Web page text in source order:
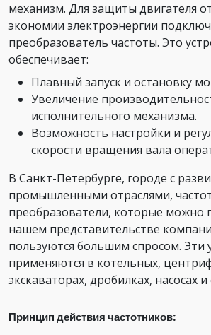
механизм. Для защиты двигателя
экономии электроэнергии
преобразователь частоты. Это
обеспечивает:
Плавный запуск и остановку
Увеличение
исполнительного механизма.
Возможность настройки и
скорости вращения вала
В Санкт-Петербурге, городе с
промышленными отраслями,
преобразователи, которые можно
нашем представительстве
пользуются большим спросом. Эти
применяются в котельных,
экскаваторах, дробилках, насосах и
Принцип действия частотников: